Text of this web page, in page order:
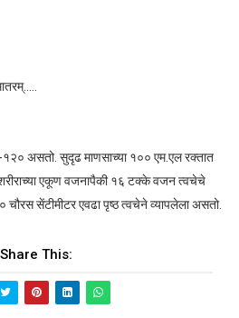
१२० असतो. सुदृढ माणसाच्या १०० एम.एल रक्तात
शरीराच्या एकूण वजनापैकी १६ टक्के वजन त्वचेचे
सेंटीमीटर एवढा पृष्ठ त्वचेने व्यापलेला असतो.
Share This: